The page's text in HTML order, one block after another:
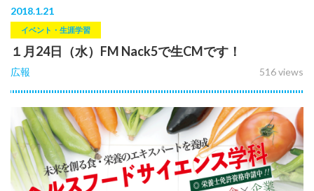
2018.1.21
イベント・生涯学習
１月24日（水）FM Nack5で生CMです！
516 views
広報